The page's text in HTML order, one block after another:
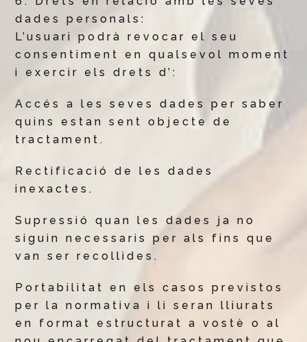
dades personals:
L’usuari podrà revocar el seu
consentiment en qualsevol moment
i exercir els drets d’:
Accés a les seves dades per saber
quins estan sent objecte de
tractament.
Rectificació de les dades
inexactes.
Supressió quan les dades ja no
siguin necessaris per als fins que
van ser recollides.
Portabilitat en els casos previstos
per la normativa i li seran lliurats
en format estructurat a vostè o al